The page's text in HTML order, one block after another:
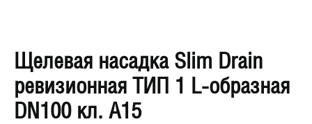
Щелевая насадка Slim Drain
ревизионная ТИП 1 L-образная
DN100 кл. А15